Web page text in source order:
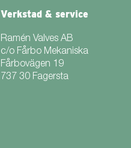
Verkstad & service
Ramén Valves AB
c/o Fårbo Mekaniska
Fårbovägen 19
737 30 Fagersta